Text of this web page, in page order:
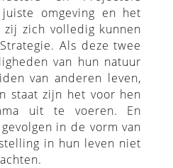
omgeving en het
zich volledig kunnen
Als deze twee
van hun natuur
van anderen leven,
staat zijn het voor hen
uit te voeren. En
in de vorm van
in hun leven niet